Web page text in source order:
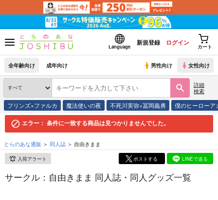
Language
新規登録 ログイン
カート
全年齢向け 成年向け 男性向け 女性向け
詳細
検索
フリンズ×ファルカ 魔法使いの夜 不死川実弥×冨岡義勇 僕のヒーロー
エラー： 条件に一致する商品は見つかりませんでした。
とらのあな通販 同人誌 自由きまま
入荷アラート ポストする LINEで送る
サークル：自由きまま 同人誌・同人グッズ一覧